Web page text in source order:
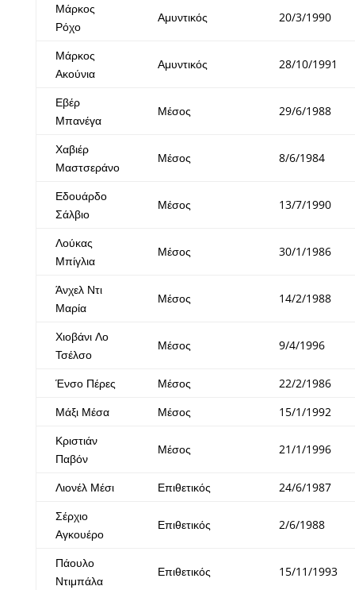
Μάρκος
Ρόχο
Αμυντικός 20/3/1990
Μάρκος
Ακούνια
Αμυντικός 28/10/1991
Εβέρ
Μπανέγα
Μέσος 29/6/1988
Χαβιέρ
Μαστσεράνο
Μέσος 8/6/1984
Εδουάρδο
Σάλβιο
Μέσος 13/7/1990
Λούκας
Μπίγλια
Μέσος 30/1/1986
Άνχελ Ντι
Μαρία
Μέσος 14/2/1988
Χιοβάνι Λο
Τσέλσο
Μέσος 9/4/1996
Ένσο Πέρες Μέσος
22/2/1986
Μάξι Μέσα
Μέσος
15/1/1992
Κριστιάν
Παβόν
Μέσος 21/1/1996
Λιονέλ Μέσι Επιθετικός
24/6/1987
Σέρχιο
Αγκουέρο
Επιθετικός 2/6/1988
Πάουλο
Ντιμπάλα
Επιθετικός 15/11/1993